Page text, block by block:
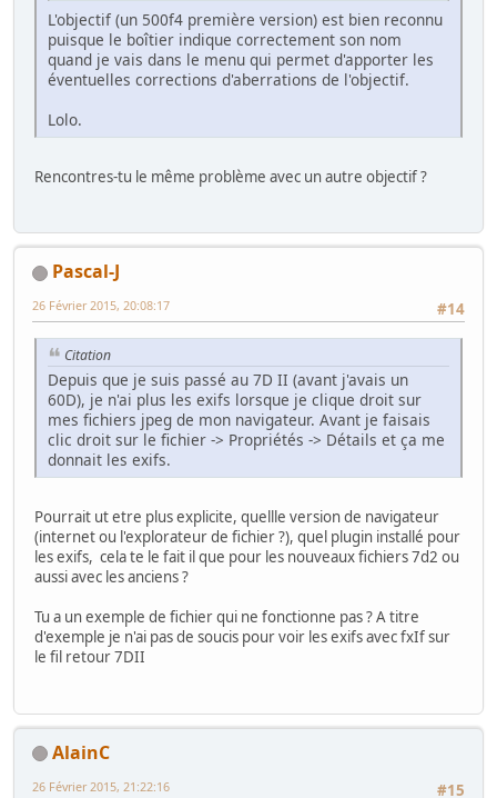
L'objectif (un 500f4 première version) est bien reconnu
puisque le boîtier indique correctement son nom
quand je vais dans le menu qui permet d'apporter les
éventuelles corrections d'aberrations de l'objectif.
Lolo.
Rencontres-tu le même problème avec un autre objectif ?
Pascal-J
#14
26 Février 2015, 20:08:17
Citation
Depuis que je suis passé au 7D II (avant j'avais un
60D), je n'ai plus les exifs lorsque je clique droit sur
mes fichiers jpeg de mon navigateur. Avant je faisais
clic droit sur le fichier -> Propriétés -> Détails et ça me
donnait les exifs.
Pourrait ut etre plus explicite, quellle version de navigateur
(internet ou l'explorateur de fichier ?), quel plugin installé pour
les exifs, cela te le fait il que pour les nouveaux fichiers 7d2 ou
aussi avec les anciens ?
Tu a un exemple de fichier qui ne fonctionne pas ? A titre
d'exemple je n'ai pas de soucis pour voir les exifs avec fxIf sur
le fil retour 7DII
AlainC
#15
26 Février 2015, 21:22:16